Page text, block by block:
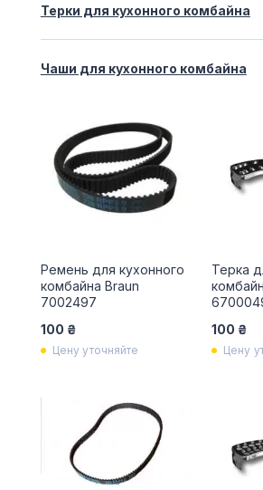
Терки для кухонного комбайна
Чаши для кухонного комбайна
Ремень для кухонного
комбайна Braun
7002497
100 ₴
Цену уточняйте
Терка
100 ₴
Цену